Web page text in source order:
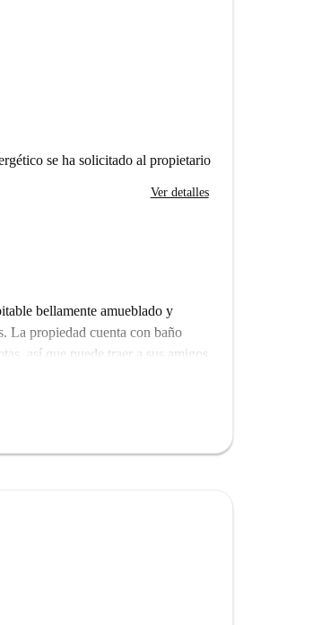
se ha solicitado al propietario
Ver detalles
bellamente amueblado y
La propiedad cuenta con baño
así que puede traer a sus amigos
de la calidad y confiabilidad del
a poca distancia. También